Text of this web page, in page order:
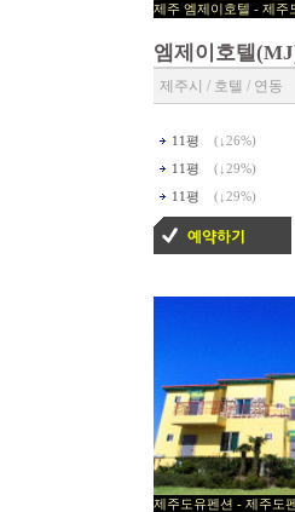
제주 엠제이호
엠제이호텔
제주시 / 호텔 / 연동
11평 (↓ 26%)
11평 (↓ 29%)
11평 (↓ 29%)
제주도유펜션 -